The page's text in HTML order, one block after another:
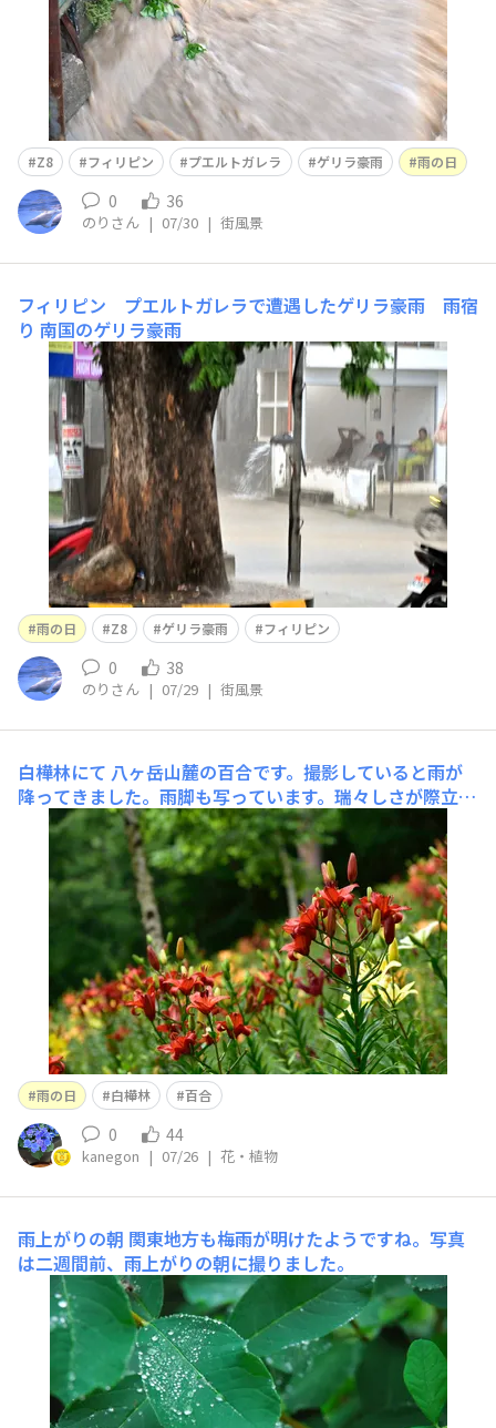
Z8 フィリピン プエルトガレラ ゲリラ豪雨 雨の日
0 36
のりさん | 07/30 | 街風景
フィリピン プエルトガレラで遭遇したゲリラ豪雨 雨宿
り 南国のゲリラ豪雨
雨の日 Z8 ゲリラ豪雨 フィリピン
0 38
のりさん | 07/29 | 街風景
白樺林にて 八ヶ岳山麓の百合です。撮影していると雨が
降ってきました。雨脚も写っています。瑞々しさが際立つ
素敵な情景でした。
雨の日 白樺林 百合
0 44
kanegon | 07/26 | 花・植物
雨上がりの朝 関東地方も梅雨が明けたようですね。写真
は二週間前、雨上がりの朝に撮りました。